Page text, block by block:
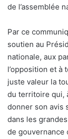
de l’assemblée
Par ce
soutien au
nationale, aux
l’opposition et à
juste valeur la
du territoire qui,
donner son avis
dans les
de gouvernance